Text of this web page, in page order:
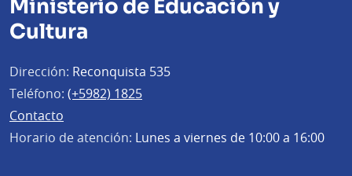
Ministerio de Educación y
Cultura
Dirección: Reconquista 535
Teléfono: (+5982) 1825
Contacto
Horario de atención: Lunes a viernes de 10:00 a 16:00